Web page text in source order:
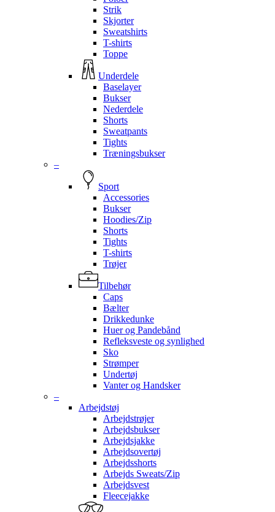
Strik
Skjorter
Sweatshirts
T-shirts
Toppe
Underdele
Baselayer
Bukser
Nederdele
Shorts
Sweatpants
Tights
Træningsbukser
–
Sport
Accessories
Bukser
Hoodies/Zip
Shorts
Tights
T-shirts
Trøjer
Tilbehør
Caps
Bælter
Drikkedunke
Huer og Pandebånd
Refleksveste og synlighed
Sko
Strømper
Undertøj
Vanter og Handsker
–
Arbejdstøj
Arbejdstrøjer
Arbejdsbukser
Arbejdsjakke
Arbejdsovertøj
Arbejdsshorts
Arbejds Sweats/Zip
Arbejdsvest
Fleecejakke